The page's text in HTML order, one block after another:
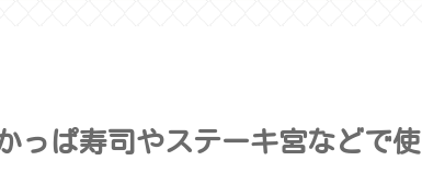
っぱ寿司やステーキ宮などで使